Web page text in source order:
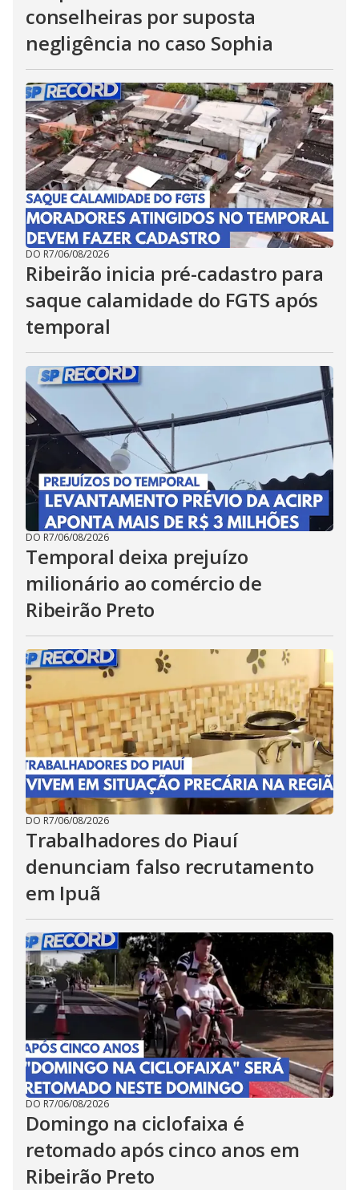
conselheiras por suposta
negligência no caso Sophia
DO R7/06/08/2026
Ribeirão inicia pré-cadastro para
saque calamidade do FGTS após
temporal
DO R7/06/08/2026
Temporal deixa prejuízo
milionário ao comércio de
Ribeirão Preto
DO R7/06/08/2026
Trabalhadores do Piauí
denunciam falso recrutamento
em Ipuã
DO R7/06/08/2026
Domingo na ciclofaixa é
retomado após cinco anos em
Ribeirão Preto